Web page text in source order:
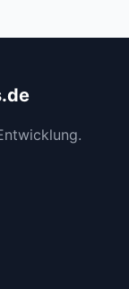
✓
Flux
bestätigt